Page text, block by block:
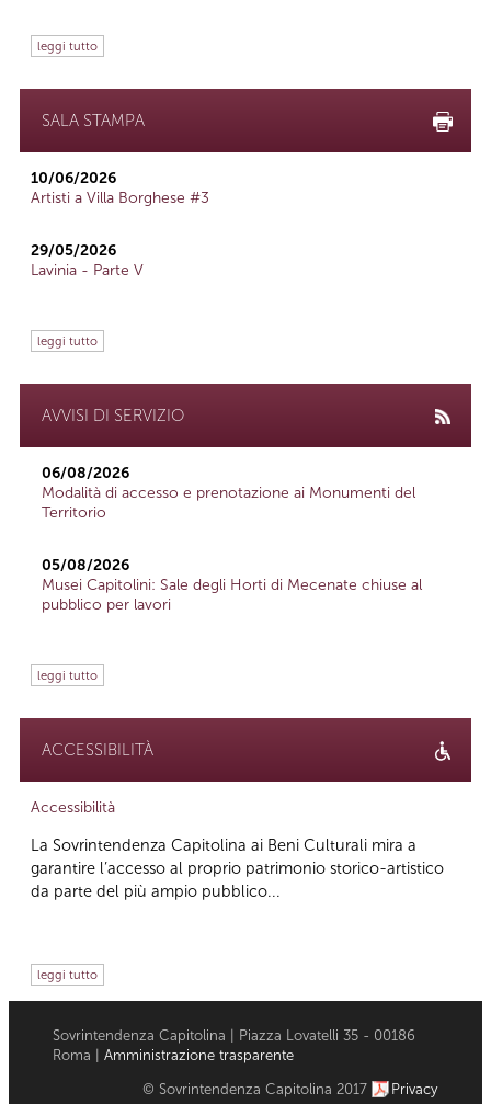
leggi tutto
SALA STAMPA
10/06/2026
Artisti a Villa Borghese #3
29/05/2026
Lavinia - Parte V
leggi tutto
AVVISI DI SERVIZIO
06/08/2026
Modalità di accesso e prenotazione ai Monumenti del
Territorio
05/08/2026
Musei Capitolini: Sale degli Horti di Mecenate chiuse al
pubblico per lavori
leggi tutto
ACCESSIBILITÀ
Accessibilità
La Sovrintendenza Capitolina ai Beni Culturali mira a
garantire l’accesso al proprio patrimonio storico-artistico
da parte del più ampio pubblico...
leggi tutto
Sovrintendenza Capitolina | Piazza Lovatelli 35 - 00186
Roma | Amministrazione trasparente
© Sovrintendenza Capitolina 2017 Privacy